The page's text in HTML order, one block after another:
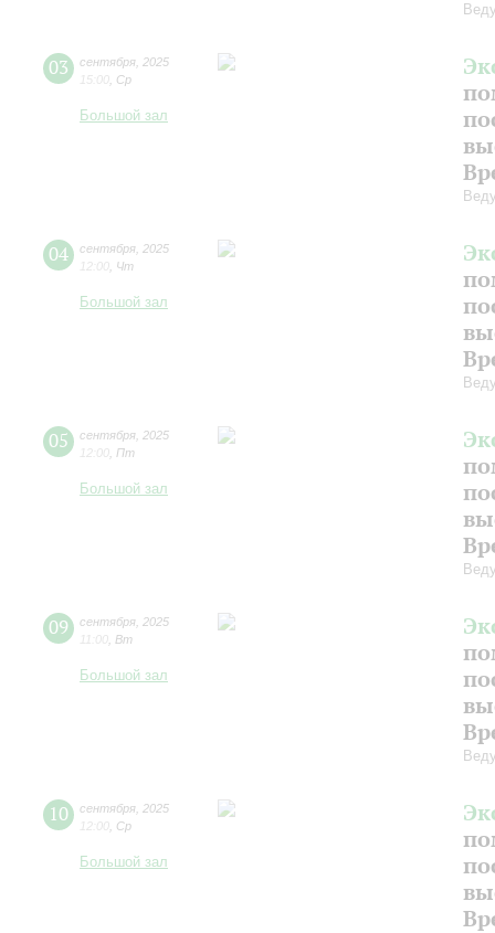
03 сентября 2025
15:00 Ср
Большой зал
04 сентября 2025
12:00 Чт
Большой зал
05 сентября 2025
12:00 Пт
Большой зал
09 сентября 2025
11:00 Вт
Большой зал
10 сентября 2025
12:00 Ср
Большой зал